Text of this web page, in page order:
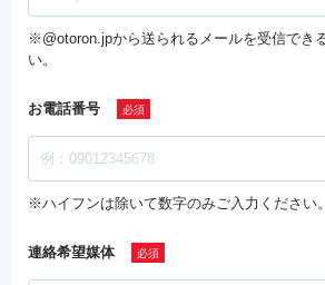
※@otoron.jpから送られるメールを受信でき
い。
お電話番号
※ハイフンは除いて数字のみご入力ください。
連絡希望媒体